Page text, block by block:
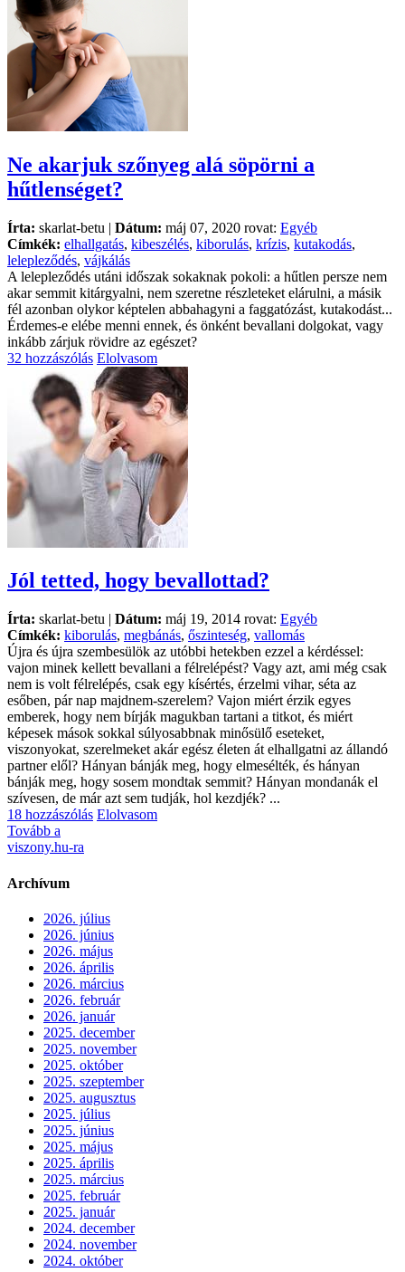
Ne akarjuk szőnyeg alá söpörni a
hűtlenséget?
Írta: skarlat-betu | Dátum: máj 07, 2020 rovat: Egyéb
Címkék: elhallgatás, kibeszélés, kiborulás, krízis, kutakodás,
lelepleződés, vájkálás
A lelepleződés utáni időszak sokaknak pokoli: a hűtlen persze nem
akar semmit kitárgyalni, nem szeretne részleteket elárulni, a másik
fél azonban olykor képtelen abbahagyni a faggatózást, kutakodást...
Érdemes-e elébe menni ennek, és önként bevallani dolgokat, vagy
inkább zárjuk rövidre az egészet?
32 hozzászólás Elolvasom
Jól tetted, hogy bevallottad?
Írta: skarlat-betu | Dátum: máj 19, 2014 rovat: Egyéb
Címkék: kiborulás, megbánás, őszinteség, vallomás
Újra és újra szembesülök az utóbbi hetekben ezzel a kérdéssel:
vajon minek kellett bevallani a félrelépést? Vagy azt, ami még csak
nem is volt félrelépés, csak egy kísértés, érzelmi vihar, séta az
esőben, pár nap majdnem-szerelem? Vajon miért érzik egyes
emberek, hogy nem bírják magukban tartani a titkot, és miért
képesek mások sokkal súlyosabbnak minősülő eseteket,
viszonyokat, szerelmeket akár egész életen át elhallgatni az állandó
partner elől? Hányan bánják meg, hogy elmesélték, és hányan
bánják meg, hogy sosem mondtak semmit? Hányan mondanák el
szívesen, de már azt sem tudják, hol kezdjék? ...
18 hozzászólás Elolvasom
Tovább a
viszony.hu-ra
Archívum
2026. július
2026. június
2026. május
2026. április
2026. március
2026. február
2026. január
2025. december
2025. november
2025. október
2025. szeptember
2025. augusztus
2025. július
2025. június
2025. május
2025. április
2025. március
2025. február
2025. január
2024. december
2024. november
2024. október